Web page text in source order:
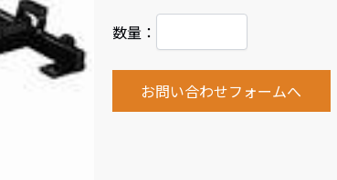
数量：
お問い合わせフォームへ